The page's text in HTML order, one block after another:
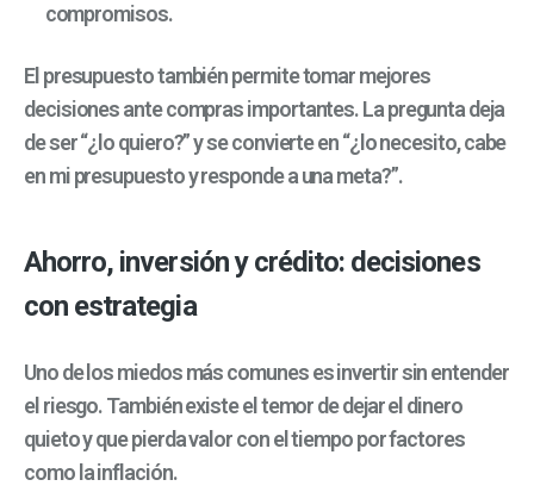
compromisos.
El presupuesto también permite tomar mejores
decisiones ante compras importantes. La pregunta deja
de ser “¿lo quiero?” y se convierte en “¿lo necesito, cabe
en mi presupuesto y responde a una meta?”.
Ahorro, inversión y crédito: decisiones
con estrategia
Uno de los miedos más comunes es invertir sin entender
el riesgo. También existe el temor de dejar el dinero
quieto y que pierda valor con el tiempo por factores
como la inflación.